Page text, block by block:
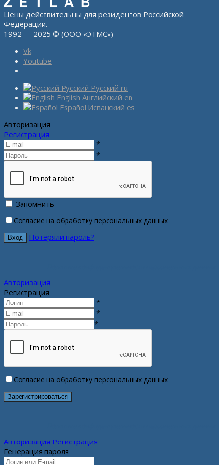
Цены действительны для резидентов Российской
Федерации.
1992 — 2025 © (ООО «ЭТМС»)
Vk
Youtube
Русский Русский ru
English Английский en
Español Испанский es
Авторизация
Регистрация
*
*
Запомнить
Согласие на обработку персональных данных
Потеряли пароль?
Авторизация
Регистрация
*
*
*
Согласие на обработку персональных данных
Авторизация Регистрация
Генерация пароля